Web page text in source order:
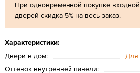
При одновременной покупке
дверей скидка 5% на весь заказ.
Характеристики:
Двери в дом:
Для
Оттенок внутренней панели: